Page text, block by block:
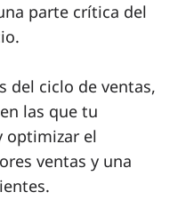
parte crítica del
del ciclo de ventas,
las que tu
optimizar el
ventas y una